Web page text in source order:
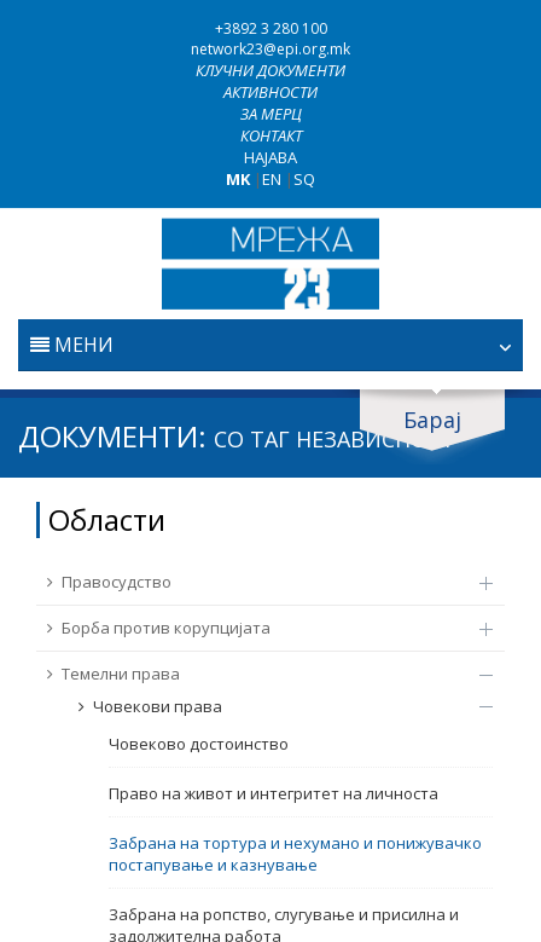
+3892 3 280 100
network23@epi.org.mk
КЛУЧНИ ДОКУМЕНТИ
АКТИВНОСТИ
ЗА МЕРЦ
КОНТАКТ
НАЈАВА
MK|EN | SQ
МЕНИ
ПОЧЕТНА
ПРАВОСУДСТВО
БОРБА ПРОТИВ КОРУПЦИЈАТА
ТЕМЕЛНИ ПРАВА
ПРАВА НА ГРАЃАНИТЕ НА ЕУ
Барај
Барај документи
Област / подрачје
Под-извор
Од Мрежа 23
ДОКУМЕНТИ: СО ТАГ НЕЗАВИСНОСТ
Области
Правосудство
Борба против корупцијата
Темелни права
Човекови права
Човеково достоинство
Право на живот и интегритет на личноста
Забрана на тортура и нехумано и понижувачко
постапување и казнување
Забрана на ропство, слугување и присилна и
задолжителна работа